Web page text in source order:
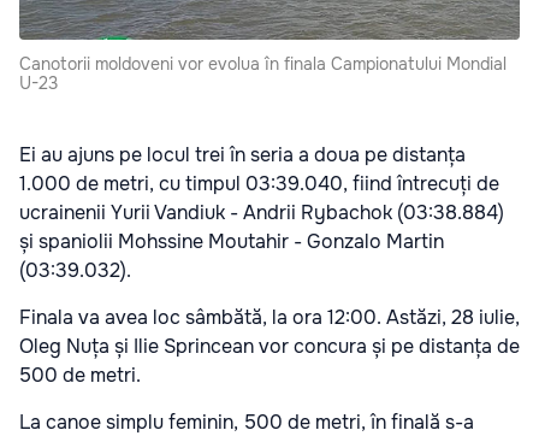
Canotorii moldoveni vor evolua în finala Campionatului Mondial
U-23
Ei au ajuns pe locul trei în seria a doua pe distanța
1.000 de metri, cu timpul 03:39.040, fiind întrecuți de
ucrainenii Yurii Vandiuk - Andrii Rybachok (03:38.884)
și spaniolii Mohssine Moutahir - Gonzalo Martin
(03:39.032).
Finala va avea loc sâmbătă, la ora 12:00. Astăzi, 28 iulie,
Oleg Nuța și Ilie Sprincean vor concura și pe distanța de
500 de metri.
La canoe simplu feminin, 500 de metri, în finală s-a